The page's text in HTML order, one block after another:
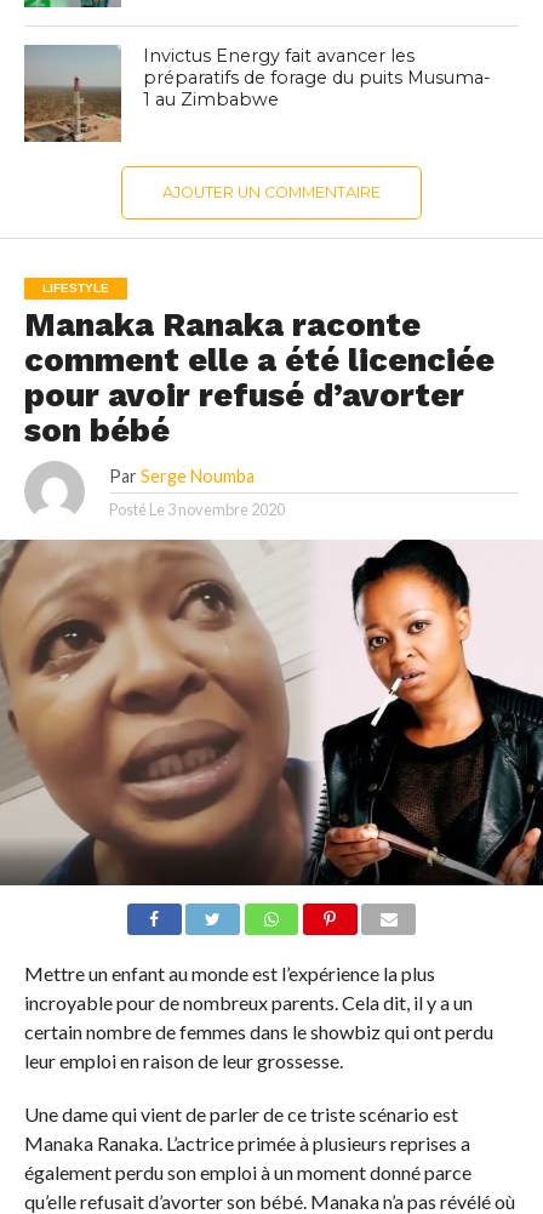
Invictus Energy fait avancer les
préparatifs de forage du puits Musuma-
1 au Zimbabwe
AJOUTER UN COMMENTAIRE
LIFESTYLE
Manaka Ranaka raconte
comment elle a été licenciée
pour avoir refusé d’avorter
son bébé
Par Serge Noumba
Posté Le 3 novembre 2020
Mettre un enfant au monde est l’expérience la plus
incroyable pour de nombreux parents. Cela dit, il y a un
certain nombre de femmes dans le showbiz qui ont perdu
leur emploi en raison de leur grossesse.
Une dame qui vient de parler de ce triste scénario est
Manaka Ranaka. L’actrice primée à plusieurs reprises a
également perdu son emploi à un moment donné parce
qu’elle refusait d’avorter son bébé. Manaka n’a pas révélé où